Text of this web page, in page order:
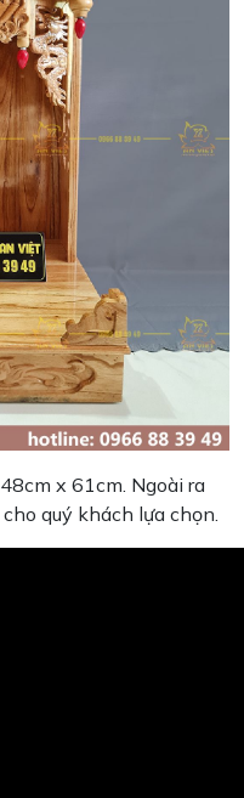
x 61cm. Ngoài ra
quý khách lựa chọn.